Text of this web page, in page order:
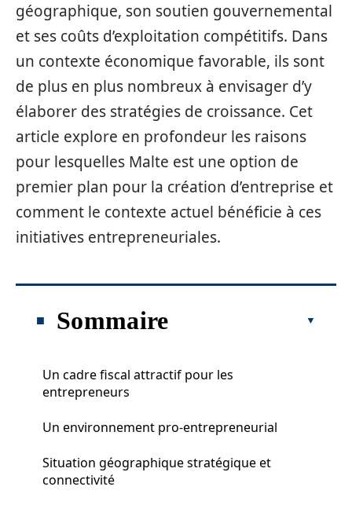
géographique, son soutien gouvernemental
et ses coûts d’exploitation compétitifs. Dans
un contexte économique favorable, ils sont
de plus en plus nombreux à envisager d’y
élaborer des stratégies de croissance. Cet
article explore en profondeur les raisons
pour lesquelles Malte est une option de
premier plan pour la création d’entreprise et
comment le contexte actuel bénéficie à ces
initiatives entrepreneuriales.
Sommaire
Un cadre fiscal attractif pour les
entrepreneurs
Un environnement pro-entrepreneurial
Situation géographique stratégique et
connectivité